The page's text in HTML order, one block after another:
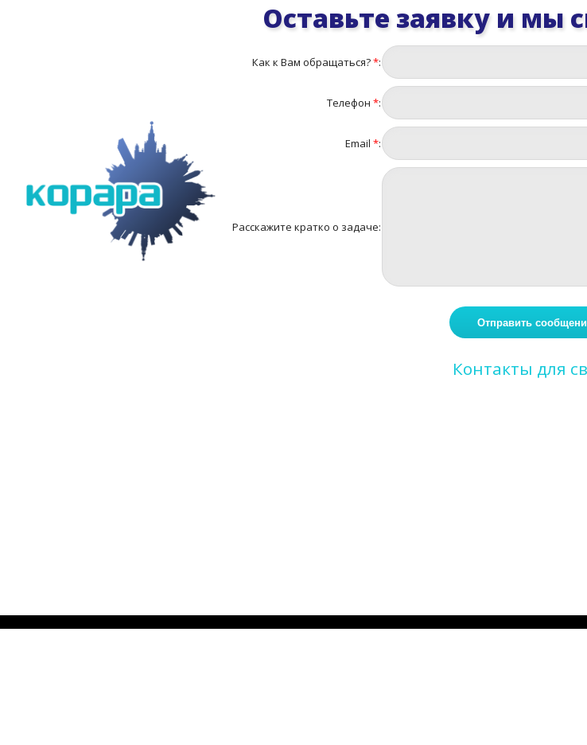
Оставьте заявку и мы
Как к Вам обращаться?*:
Телефон *:
Email *:
Расскажите кратко о задаче:
Контакты для